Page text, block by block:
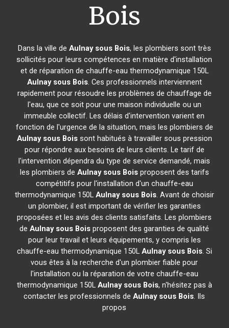
Bois
Dans la ville de Aulnay sous Bois, les plombiers sont très
sollicités pour leurs compétences en matière d'installation
et de réparation de chauffe-eau thermodynamique 150L
Aulnay sous Bois. Ces professionnels interviennent
rapidement pour résoudre les problèmes de chauffage de
l'eau, que ce soit pour une maison individuelle ou un
immeuble collectif. Les délais d'intervention varient en
fonction de l'urgence de la situation, mais les plombiers de
Aulnay sous Boissont habitués à travailler sous pression
pour répondre aux besoins de leurs clients. Le tarif de
l'intervention dépendra du type de service demandé, mais
les plombiers de Aulnay sous Boisproposent des tarifs
compétitifs pour l'installation d'un chauffe-eau
thermodynamique 150L Aulnay sous Bois. Avant de choisir
un plombier, il est important de vérifier les garanties
proposées et les avis des clients satisfaits. Les plombiers
deAulnay sous Bois proposent des garanties de qualité
pour leur travail et leurs équipements, y compris les
chauffe-eau thermodynamique 150L Aulnay sous Bois. Si
vous êtes à la recherche d'un plombier fiable pour
l'installation ou la réparation de votre chauffe-eau
thermodynamique 150L Aulnay sous Bois, n'hésitez pas à
contacter les professionnels deAulnay sous Bois. Ils
propos